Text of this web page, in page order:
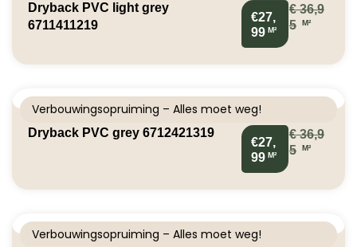
Dryback PVC light grey
6711411219
€27,
99 M²
€36,9
5
M²
Verbouwingsopruiming – Alles moet weg!
Dryback PVC grey 6712421319
€27,
99 M²
€36,9
5
M²
Verbouwingsopruiming – Alles moet weg!